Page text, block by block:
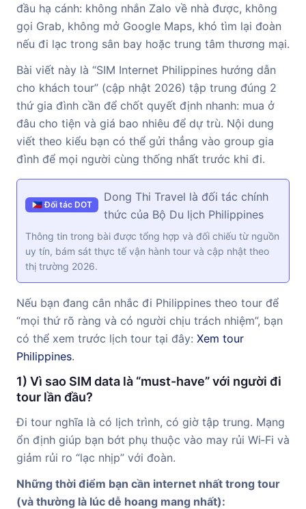
đầu hạ cánh: không nhắn Zalo về nhà được, không
gọi Grab, không mở Google Maps, khó tìm lại đoàn
nếu đi lạc trong sân bay hoặc trung tâm thương mại.
Bài viết này là “SIM Internet Philippines hướng dẫn
cho khách tour” (cập nhật 2026) tập trung đúng 2
thứ gia đình cần để chốt quyết định nhanh: mua ở
đâu cho tiện và giá bao nhiêu để dự trù. Nội dung
viết theo kiểu bạn có thể gửi thẳng vào group gia
đình để mọi người cùng thống nhất trước khi đi.
🇵🇭 Đối tác DOT
Dong Thi Travel là đối tác chính
thức của Bộ Du lịch Philippines
Thông tin trong bài được tổng hợp và đối chiếu từ nguồn
uy tín, bám sát thực tế vận hành tour và cập nhật theo
thị trường 2026.
Nếu bạn đang cân nhắc đi Philippines theo tour để
“mọi thứ rõ ràng và có người chịu trách nhiệm”, bạn
có thể xem trước lịch tour tại đây: Xem tour
Philippines.
1) Vì sao SIM data là “must-have” với người đi
tour lần đầu?
Đi tour nghĩa là có lịch trình, có giờ tập trung. Mạng
ổn định giúp bạn bớt phụ thuộc vào may rủi Wi‑Fi và
giảm rủi ro “lạc nhịp” với đoàn.
Những thời điểm bạn cần internet nhất trong tour
(và thường là lúc dễ hoang mang nhất):